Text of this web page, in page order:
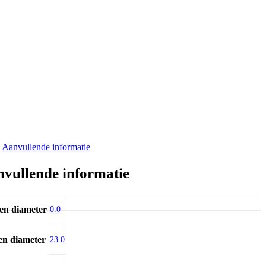
Aanvullende informatie
informatie
diameter 0.0
diameter 23.0